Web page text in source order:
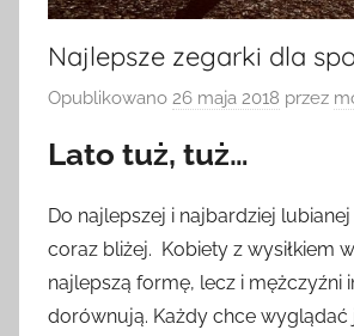
Najlepsze zegarki dla
Opublikowano 26 maja 2018 przez
Lato tuż, tuż…
Do najlepszej i najbardziej
coraz bliżej. Kobiety z wysiłkiem
najlepszą formę, lecz i mężczyźni
dorównują. Każdy chce wyglądać